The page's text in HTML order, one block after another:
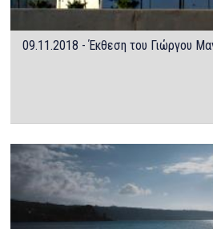
09.11.2018 - Έκθεση του Γιώργου